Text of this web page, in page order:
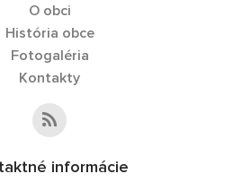
O obci
História obce
Fotogaléria
Kontakty
informácie